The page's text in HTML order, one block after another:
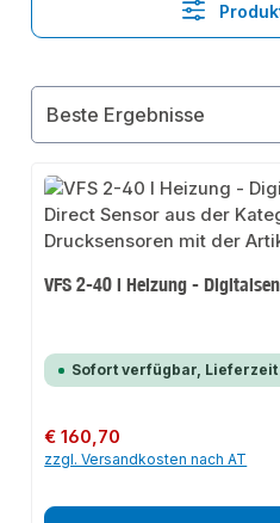
VFS 2-40 l Heizung -
Sofort verfügbar, Lieferzeit
Regulärer Preis:
€ 160,70
zzgl. Versandkosten nach AT